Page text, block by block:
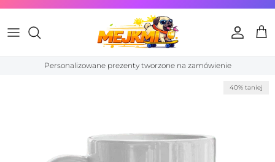
Przejdź do treści
Konto
Personalizowane prezenty tworzone na zamówienie
40% taniej